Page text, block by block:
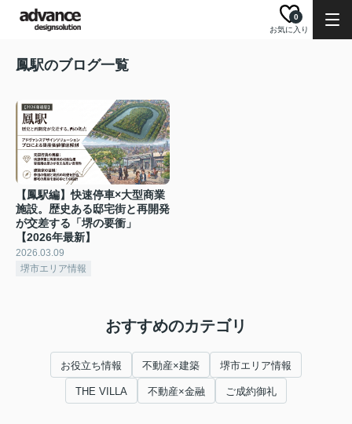
お気に入り
0
鳳駅のブログ一覧
【鳳駅編】快速停車×大型商業
施設。歴史ある邸宅街と再開発
が交差する「堺の要衝」
【2026年最新】
2026.03.09
堺市エリア情報
おすすめのカテゴリ
お役立ち情報 不動産×建築 堺市エリア情報
THE VILLA 不動産×金融 ご成約御礼